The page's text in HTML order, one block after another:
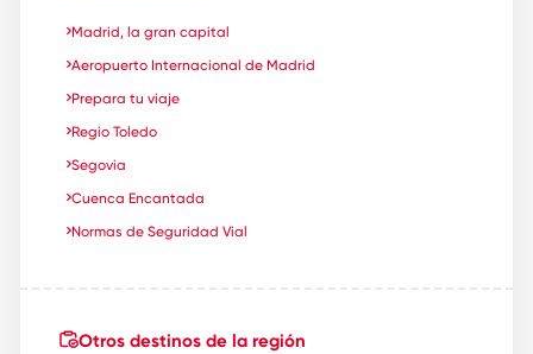
Madrid, la gran capital
Aeropuerto Internacional de Madrid
Prepara tu viaje
Regio Toledo
Segovia
Cuenca Encantada
Normas de Seguridad Vial
Otros destinos de la región